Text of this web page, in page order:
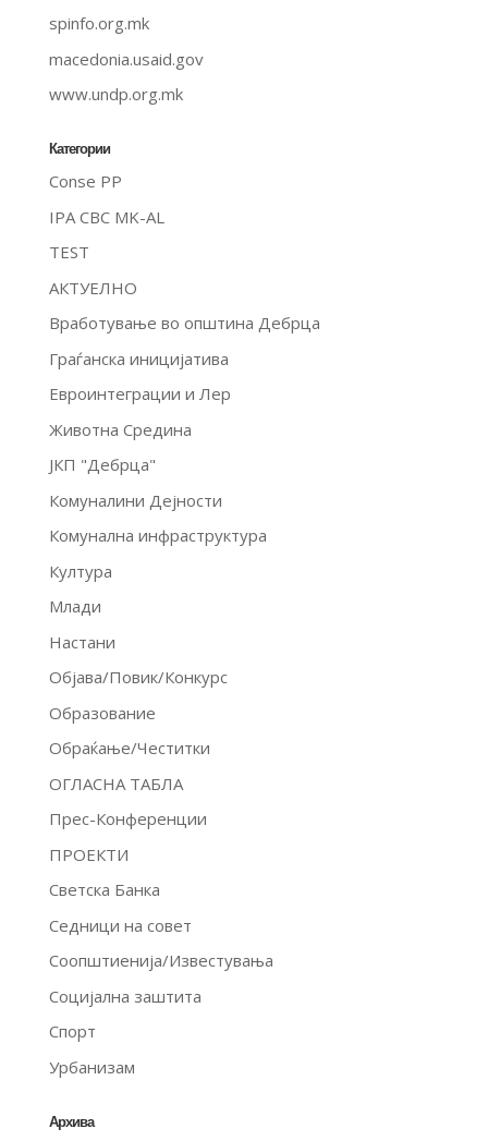
spinfo.org.mk
macedonia.usaid.gov
www.undp.org.mk
Категории
Conse PP
IPA CBC MK-AL
TEST
АКТУЕЛНО
Вработување во општина Дебрца
Граѓанска иницијатива
Евроинтеграции и Лер
Животна Средина
ЈКП "Дебрца"
Комуналини Дејности
Комунална инфраструктура
Култура
Млади
Настани
Објава/Повик/Конкурс
Образование
Обраќање/Честитки
ОГЛАСНА ТАБЛА
Прес-Конференции
ПРОЕКТИ
Светска Банка
Седници на совет
Соопштиенија/Известувања
Социјална заштита
Спорт
Урбанизам
Архива